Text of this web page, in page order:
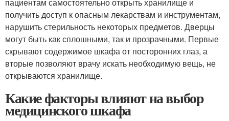
получить доступ к опасным лекарствам и инструментам,
нарушить стерильность некоторых предметов. Дверцы
могут быть как сплошными, так и прозрачными. Первые
скрывают содержимое шкафа от посторонних глаз, а
вторые позволяют врачу искать необходимую вещь, не
открываются хранилище.
Какие факторы влияют на выбор
медицинского шкафа